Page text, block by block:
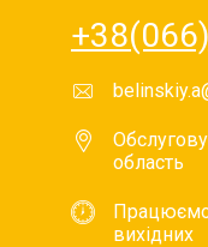
область
Працюємо
вихідних